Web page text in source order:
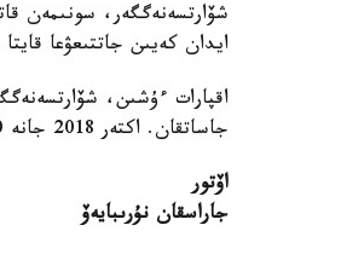
شۆارتسەنەگگەر، سونىمەن
ايدان كەيىن جاتتىعۋعا
جاساتقان. اكتەر 2018 جانە 2020 -جىلدارى دا وسىنداي وتالاردى باستان كەشىردى.
اۆتور
جاراسقان نۇرىبايەۆ